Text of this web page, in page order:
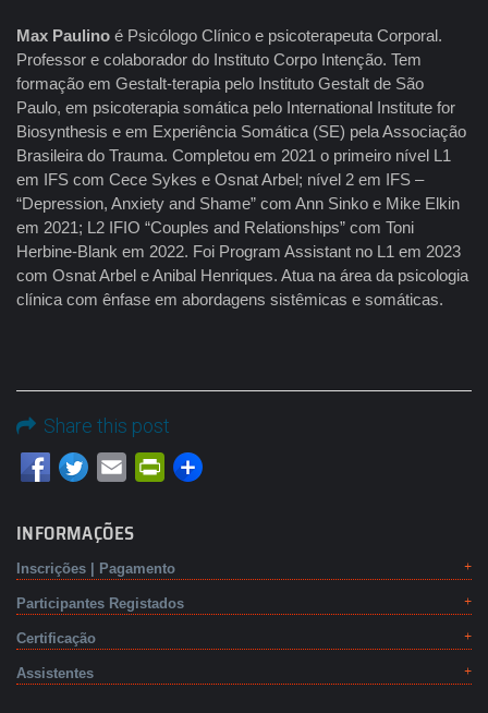
Max Paulino é Psicólogo Clínico e psicoterapeuta Corporal.
Professor e colaborador do Instituto Corpo Intenção. Tem
formação em Gestalt-terapia pelo Instituto Gestalt de São
Paulo, em psicoterapia somática pelo International Institute for
Biosynthesis e em Experiência Somática (SE) pela Associação
Brasileira do Trauma. Completou em 2021 o primeiro nível L1
em IFS com Cece Sykes e Osnat Arbel; nível 2 em IFS –
“Depression, Anxiety and Shame” com Ann Sinko e Mike Elkin
em 2021; L2 IFIO “Couples and Relationships” com Toni
Herbine-Blank em 2022. Foi Program Assistant no L1 em 2023
com Osnat Arbel e Anibal Henriques. Atua na área da psicologia
clínica com ênfase em abordagens sistêmicas e somáticas.
Share this post
Email PrintFriendly
INFORMAÇÕES
Inscrições | Pagamento
Participantes Registados
Certificação
Assistentes